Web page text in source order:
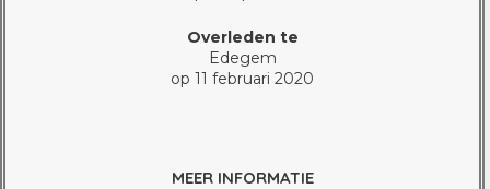
Overleden te
Edegem
op 11 februari 2020
MEER INFORMATIE